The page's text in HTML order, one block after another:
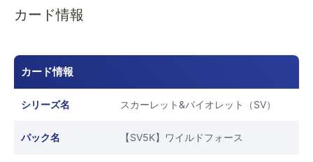
カード情報
カード情報
シリーズ名 スカーレット&バイオレット（SV）
パック名 【SV5K】ワイルドフォース